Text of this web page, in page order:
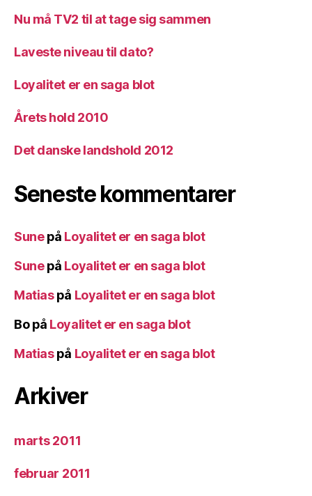
Nu må TV2 til at tage sig sammen
Laveste niveau til dato?
Loyalitet er en saga blot
Årets hold 2010
Det danske landshold 2012
Seneste kommentarer
Sunepå Loyalitet er en saga blot
Sunepå Loyalitet er en saga blot
Matiaspå Loyalitet er en saga blot
Bopå Loyalitet er en saga blot
Matiaspå Loyalitet er en saga blot
Arkiver
marts 2011
februar 2011